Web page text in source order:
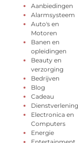
Aanbiedingen
Alarmsysteem
Auto's en
Motoren
Banen en
opleidingen
Beauty en
verzorging
Bedrijven
Blog
Cadeau
Dienstverlening
Electronica en
Computers
Energie